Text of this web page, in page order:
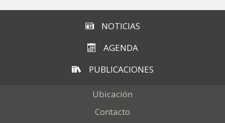
NOTICIAS
AGENDA
PUBLICACIONES
Ubicación
Contacto